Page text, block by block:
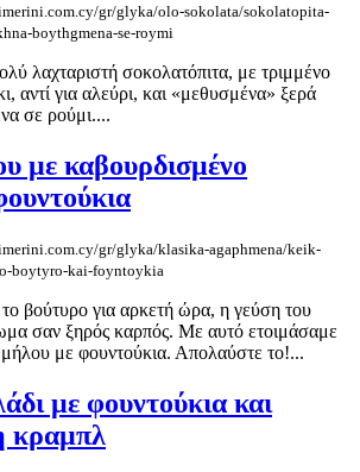
gr/glyka/olo-sokolata/sokolatopita-
boythgmena-se-roymi
λαχταριστή σοκολατόπιτα, με τριμμένο
αντί για αλεύρι, και «μεθυσμένα» ξερά
σε ρούμι....
με καβουρδισμένο
gr/glyka/klasika-agaphmena/keik-
boytyro-kai-foyntoykia
βούτυρο για αρκετή ώρα, η γεύση του
σαν ξηρός καρπός. Με αυτό ετοιμάσαμε
μήλου με φουντούκια. Απολαύστε το!...
με φουντούκια και
κραμπλ